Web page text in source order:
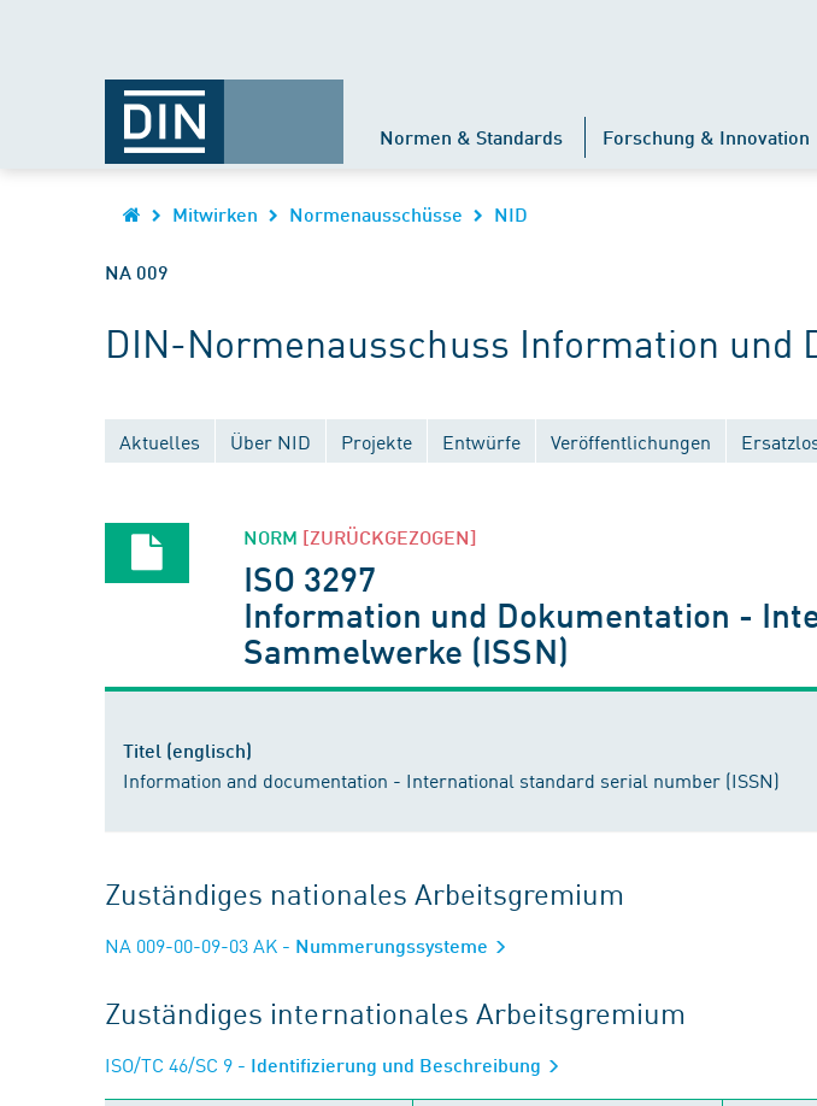
Normen & Standards Forschung & Innovation
Mitwirken Normenausschüsse NID
NA 009
DIN-Normenausschuss Information und
Aktuelles Über NID Projekte Entwürfe Veröffentlichungen
NORM [ZURÜCKGEZOGEN]
ISO 3297
Information und Dokumentation -
Sammelwerke (ISSN)
Titel (englisch)
Information and documentation - International standard serial number (ISSN)
Zuständiges nationales Arbeitsgremium
NA 009-00-09-03 AK - Nummerungssysteme
Zuständiges internationales Arbeitsgremium
ISO/TC 46/SC 9 - Identifizierung und Beschreibung